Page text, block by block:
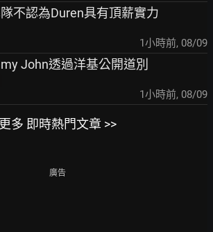
不認為Duren具有頂薪實力
1小時前, 08/09
John透過洋基公開道別
1小時前, 08/09
更多 即時熱門文章 >>
廣告